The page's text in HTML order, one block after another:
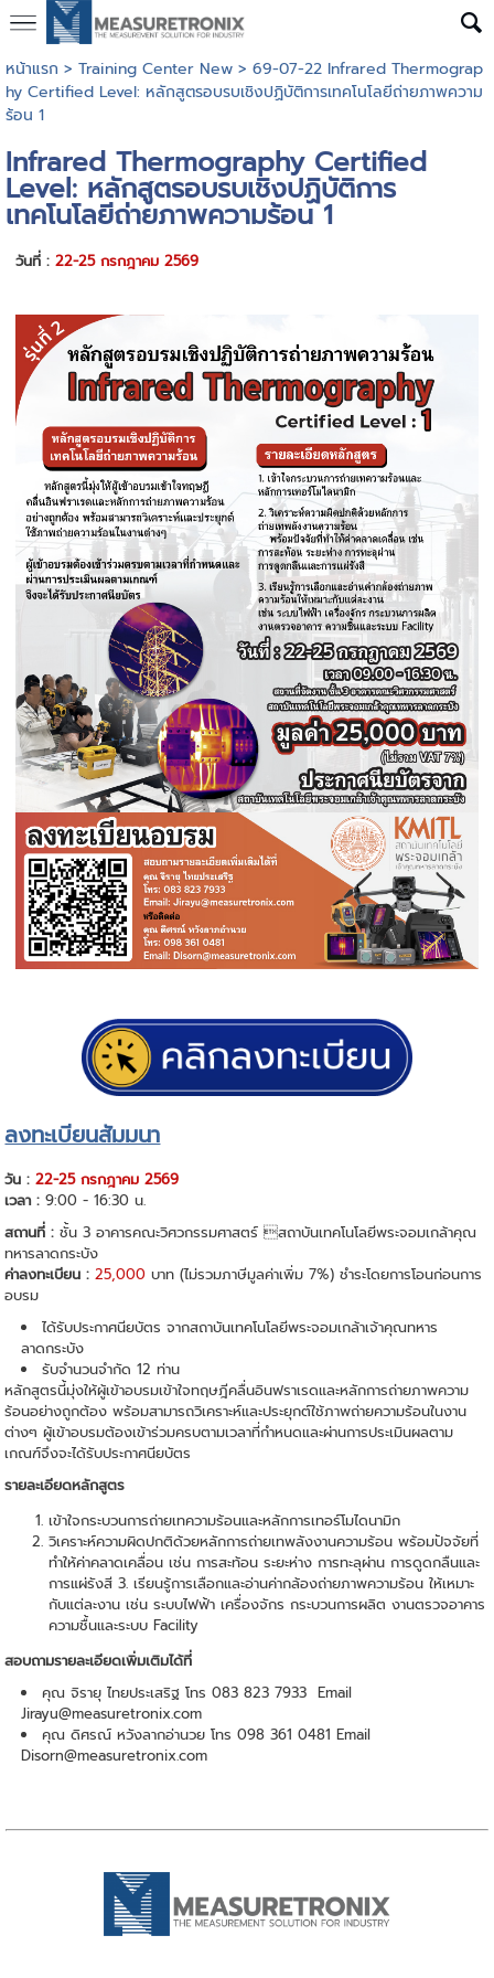
หน้าแรก > Training Center New> 69-07-22 Infrared Thermograp
hy Certified Level: หลักสูตรอบรบเชิงปฏิบัติการเทคโนโลยีถ่ายภาพความ
ร้อน 1
Infrared Thermography Certified
Level: หลักสูตรอบรบเชิงปฏิบัติการ
เทคโนโลยีถ่ายภาพความร้อน 1
วันที่ :22-25 กรกฎาคม 2569
ลงทะเบียนสัมมนา
วัน :22-25 กรกฎาคม 2569
เวลา : 9:00 - 16:30 น.
สถานที่ : ชั้น 3 อาคารคณะวิศวกรรมศาสตร์ สถาบันเทคโนโลยีพระจอมเกล้าคุณ
ทหารลาดกระบัง
ค่าลงทะเบียน :25,000 บาท (ไม่รวมภาษีมูลค่าเพิ่ม 7%) ชำระโดยการโอนก่อนการ
อบรม
ได้รับประกาศนียบัตร จากสถาบันเทคโนโลยีพระจอมเกล้าเจ้าคุณทหาร
ลาดกระบัง
รับจํานวนจํากัด 12 ท่าน
หลักสูตรนี้มุ่งให้ผู้เข้าอบรมเข้าใจทฤษฎีคลื่นอินฟราเรดและหลักการถ่ายภาพความ
ร้อนอย่างถูกต้อง พร้อมสามารถวิเคราะห์และประยุกต์ใช้ภาพถ่ายความร้อนในงาน
ต่างๆ ผู้เข้าอบรมต้องเข้าร่วมครบตามเวลาที่กําหนดและผ่านการประเมินผลตาม
เกณฑ์จึงจะได้รับประกาศนียบัตร
รายละเอียดหลักสูตร
เข้าใจกระบวนการถ่ายเทความร้อนและหลักการเทอร์โมไดนามิก
วิเคราะห์ความผิดปกติด้วยหลักการถ่ายเทพลังงานความร้อน พร้อมปัจจัยที่
ทําให้ค่าคลาดเคลื่อน เช่น การสะท้อน ระยะห่าง การทะลุผ่าน การดูดกลืนและ
การแผ่รังสี 3. เรียนรู้การเลือกและอ่านค่ากล้องถ่ายภาพความร้อน ให้เหมาะ
กับแต่ละงาน เช่น ระบบไฟฟ้า เครื่องจักร กระบวนการผลิต งานตรวจอาคาร
ความชื้นและระบบ Facility
สอบถามรายละเอียดเพิ่มเติมได้ที่
คุณ จิรายุ ไทยประเสริฐ โทร 083 823 7933 Email
Jirayu@measuretronix.com
คุณ ดิศรณ์ หวังลากอ่านวย โทร 098 361 0481 Email
Disorn@measuretronix.com